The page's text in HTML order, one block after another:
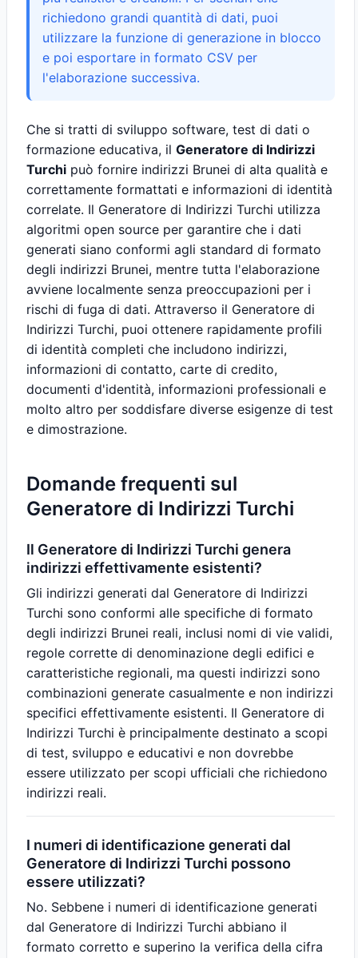
richiedono grandi quantità di dati, puoi
utilizzare la funzione di generazione in blocco
e poi esportare in formato CSV per
l'elaborazione successiva.
Che si tratti di sviluppo software, test di dati o
formazione educativa, il Generatore di Indirizzi
Turchi può fornire indirizzi Brunei di alta qualità e
correttamente formattati e informazioni di identità
correlate. Il Generatore di Indirizzi Turchi utilizza
algoritmi open source per garantire che i dati
generati siano conformi agli standard di formato
degli indirizzi Brunei, mentre tutta l'elaborazione
avviene localmente senza preoccupazioni per i
rischi di fuga di dati. Attraverso il Generatore di
Indirizzi Turchi, puoi ottenere rapidamente profili
di identità completi che includono indirizzi,
informazioni di contatto, carte di credito,
documenti d'identità, informazioni professionali e
molto altro per soddisfare diverse esigenze di test
e dimostrazione.
Domande frequenti sul
Generatore di Indirizzi Turchi
Il Generatore di Indirizzi Turchi genera
indirizzi effettivamente esistenti?
Gli indirizzi generati dal Generatore di Indirizzi
Turchi sono conformi alle specifiche di formato
degli indirizzi Brunei reali, inclusi nomi di vie validi,
regole corrette di denominazione degli edifici e
caratteristiche regionali, ma questi indirizzi sono
combinazioni generate casualmente e non indirizzi
specifici effettivamente esistenti. Il Generatore di
Indirizzi Turchi è principalmente destinato a scopi
di test, sviluppo e educativi e non dovrebbe
essere utilizzato per scopi ufficiali che richiedono
indirizzi reali.
I numeri di identificazione generati dal
Generatore di Indirizzi Turchi possono
essere utilizzati?
No. Sebbene i numeri di identificazione generati
dal Generatore di Indirizzi Turchi abbiano il
formato corretto e superino la verifica della cifra